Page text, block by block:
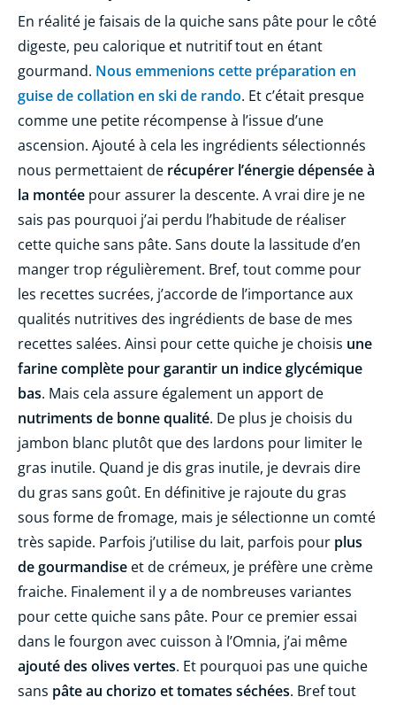
En réalité je faisais de la quiche sans pâte pour le côté
digeste, peu calorique et nutritif tout en étant
gourmand. Nous emmenions cette préparation en
guise de collation en ski de rando. Et c’était presque
comme une petite récompense à l’issue d’une
ascension. Ajouté à cela les ingrédients sélectionnés
nous permettaient de récupérer l’énergie dépensée à
la montée pour assurer la descente. A vrai dire je ne
sais pas pourquoi j’ai perdu l’habitude de réaliser
cette quiche sans pâte. Sans doute la lassitude d’en
manger trop régulièrement. Bref, tout comme pour
les recettes sucrées, j’accorde de l’importance aux
qualités nutritives des ingrédients de base de mes
recettes salées. Ainsi pour cette quiche je choisis une
farine complète pour garantir un indice glycémique
bas. Mais cela assure également un apport de
nutriments de bonne qualité. De plus je choisis du
jambon blanc plutôt que des lardons pour limiter le
gras inutile. Quand je dis gras inutile, je devrais dire
du gras sans goût. En définitive je rajoute du gras
sous forme de fromage, mais je sélectionne un comté
très sapide. Parfois j’utilise du lait, parfois pour plus
de gourmandise et de crémeux, je préfère une crème
fraiche. Finalement il y a de nombreuses variantes
pour cette quiche sans pâte. Pour ce premier essai
dans le fourgon avec cuisson à l’Omnia, j’ai même
ajouté des olives vertes. Et pourquoi pas une quiche
sans pâte au chorizo et tomates séchées. Bref tout